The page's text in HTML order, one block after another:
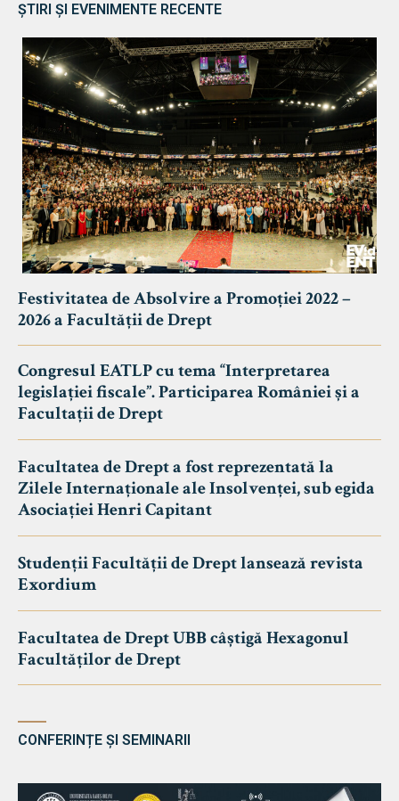
ȘTIRI ȘI EVENIMENTE RECENTE
Festivitatea de Absolvire a Promoției 2022 –
2026 a Facultății de Drept
Congresul EATLP cu tema “Interpretarea
legislației fiscale”. Participarea României și a
Facultații de Drept
Facultatea de Drept a fost reprezentată la
Zilele Internaționale ale Insolvenței, sub egida
Asociației Henri Capitant
Studenții Facultății de Drept lansează revista
Exordium
Facultatea de Drept UBB câștigă Hexagonul
Facultăților de Drept
CONFERINȚE ȘI SEMINARII